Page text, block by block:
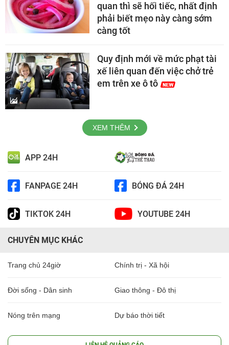
quan thì sẽ hối tiếc, nhất định
phải biết mẹo này càng sớm
càng tốt
Quy định mới về mức phạt tài
xế liên quan đến việc chở trẻ
em trên xe ô tô
XEM THÊM
APP 24H
FANPAGE 24H BÓNG ĐÁ 24H
TIKTOK 24H YOUTUBE 24H
CHUYÊN MỤC KHÁC
Trang chủ 24giờ Chính trị - Xã hội
Đời sống - Dân sinh Giao thông - Đô thị
Nóng trên mạng Dự báo thời tiết